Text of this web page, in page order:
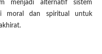
menjadi alternatif sistem
moral dan spiritual untuk